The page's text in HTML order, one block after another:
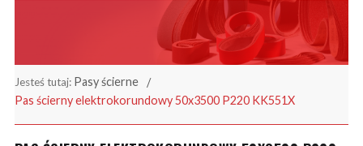
Jesteś tutaj: Pasy ścierne
Pas ścierny elektrokorundowy 50x3500 P220 KK551X